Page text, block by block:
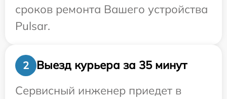
сроков ремонта Вашего устройства
Pulsar.
2
Выезд курьера за 35 минут
Сервисный инженер приедет в